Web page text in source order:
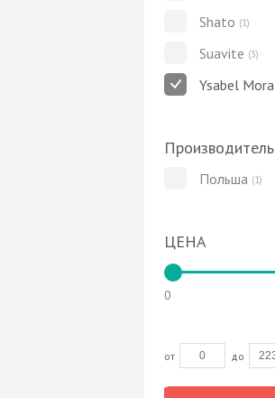
Shato (1)
Suavite (3)
Ysabel Mora
Производитель
Польша (1)
ЦЕНА
0
от до